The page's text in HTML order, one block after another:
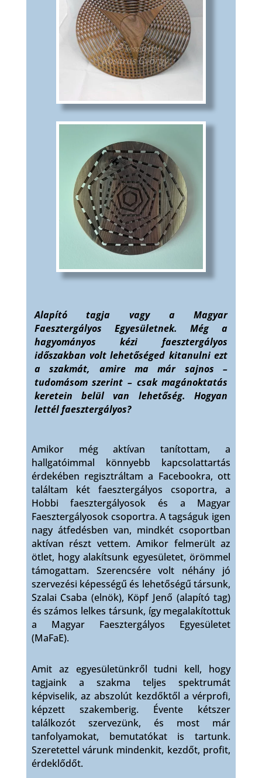
Alapító tagja vagy a Magyar
Faesztergályos Egyesületnek. Még a
hagyományos kézi faesztergályos
időszakban volt lehetőséged kitanulni ezt
a szakmát, amire ma már sajnos –
tudomásom szerint – csak magánoktatás
keretein belül van lehetőség. Hogyan
lettél faesztergályos?
Amikor még aktívan tanítottam, a
hallgatóimmal könnyebb kapcsolattartás
érdekében regisztráltam a Facebookra, ott
találtam két faesztergályos csoportra, a
Hobbi faesztergályosok és a Magyar
Faesztergályosok csoportra. A tagságuk igen
nagy átfedésben van, mindkét csoportban
aktívan részt vettem. Amikor felmerült az
ötlet, hogy alakítsunk egyesületet, örömmel
támogattam. Szerencsére volt néhány jó
szervezési képességű és lehetőségű társunk,
Szalai Csaba (elnök), Köpf Jenő (alapító tag)
és számos lelkes társunk, így megalakítottuk
a Magyar Faesztergályos Egyesületet
(MaFaE).
Amit az egyesületünkről tudni kell, hogy
tagjaink a szakma teljes spektrumát
képviselik, az abszolút kezdőktől a vérprofi,
képzett szakemberig. Évente kétszer
találkozót szervezünk, és most már
tanfolyamokat, bemutatókat is tartunk.
Szeretettel várunk mindenkit, kezdőt, profit,
érdeklődőt.